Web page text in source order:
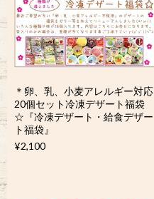
＊卵、乳、小麦アレルギー対応
20個セット冷凍デザート福袋
☆『冷凍デザート・給食デザー
ト福袋』
¥2,100